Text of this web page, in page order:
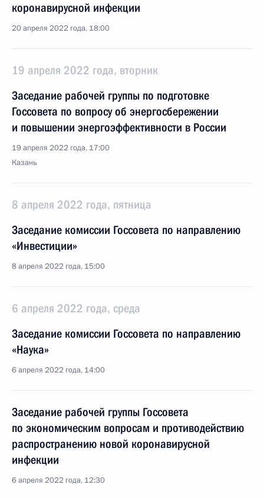
коронавирусной инфекции
20 апреля 2022 года, 18:00
19 апреля 2022 года, вторник
Заседание рабочей группы по подготовке
Госсовета по вопросу об энергосбережении
и повышении энергоэффективности в России
19 апреля 2022 года, 17:00
Казань
8 апреля 2022 года, пятница
Заседание комиссии Госсовета по направлению
«Инвестиции»
8 апреля 2022 года, 15:00
6 апреля 2022 года, среда
Заседание комиссии Госсовета по направлению
«Наука»
6 апреля 2022 года, 14:00
Заседание рабочей группы Госсовета
по экономическим вопросам и противодействию
распространению новой коронавирусной
инфекции
6 апреля 2022 года, 12:30